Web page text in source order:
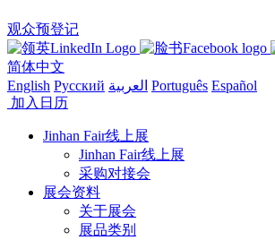
观众预登记
简体中文
English Русский العربية Português Español
加入日历
Jinhan Fair线上展
Jinhan Fair线上展
采购对接会
展会资料
关于展会
展品类别